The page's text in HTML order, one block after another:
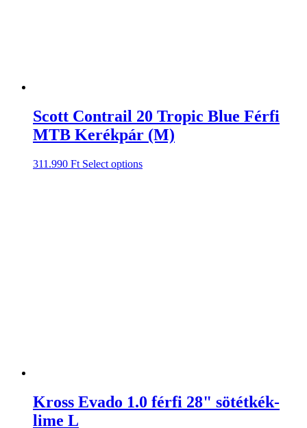
Scott Contrail 20 Tropic Blue Férfi
MTB Kerékpár (M)
311.990 Ft Select options
Kross Evado 1.0 férfi 28" sötétkék-
lime L